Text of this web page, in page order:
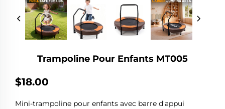
Trampoline Pour Enfants MT005
$18.00
Mini-trampoline pour enfants avec barre d'appui